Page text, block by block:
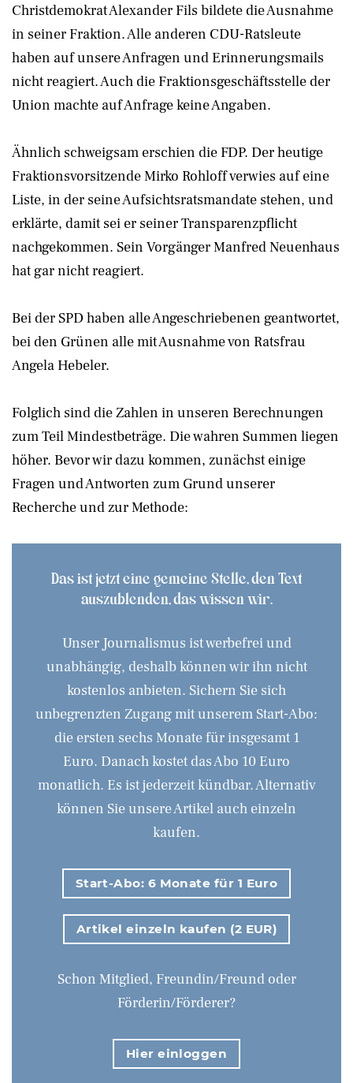
Christdemokrat Alexander Fils bildete die Ausnahme
in seiner Fraktion. Alle anderen CDU-Ratsleute
haben auf unsere Anfragen und Erinnerungsmails
nicht reagiert. Auch die Fraktionsgeschäftsstelle der
Union machte auf Anfrage keine Angaben.
Ähnlich schweigsam erschien die FDP. Der heutige
Fraktionsvorsitzende Mirko Rohloff verwies auf eine
Liste, in der seine Aufsichtsratsmandate stehen, und
erklärte, damit sei er seiner Transparenzpflicht
nachgekommen. Sein Vorgänger Manfred Neuenhaus
hat gar nicht reagiert.
Bei der SPD haben alle Angeschriebenen geantwortet,
bei den Grünen alle mit Ausnahme von Ratsfrau
Angela Hebeler.
Folglich sind die Zahlen in unseren Berechnungen
zum Teil Mindestbeträge. Die wahren Summen liegen
höher. Bevor wir dazu kommen, zunächst einige
Fragen und Antworten zum Grund unserer
Recherche und zur Methode:
Das ist jetzt eine gemeine Stelle, den Text
auszublenden, das wissen wir.
Unser Journalismus ist werbefrei und
unabhängig, deshalb können wir ihn nicht
kostenlos anbieten. Sichern Sie sich
unbegrenzten Zugang mit unserem Start-Abo:
die ersten sechs Monate für insgesamt 1
Euro. Danach kostet das Abo 10 Euro
monatlich. Es ist jederzeit kündbar. Alternativ
können Sie unsere Artikel auch einzeln
kaufen.
Start-Abo: 6 Monate für 1 Euro
Artikel einzeln kaufen (2 EUR)
Schon Mitglied, Freundin/Freund oder
Förderin/Förderer?
Hier einloggen